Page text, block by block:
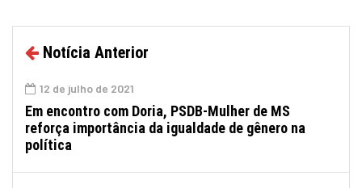
Notícia Anterior
12 de julho de 2021
Em encontro com Doria, PSDB-Mulher de MS
reforça importância da igualdade de gênero na
política